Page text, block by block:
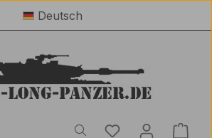
Deutsch
Du hast 0